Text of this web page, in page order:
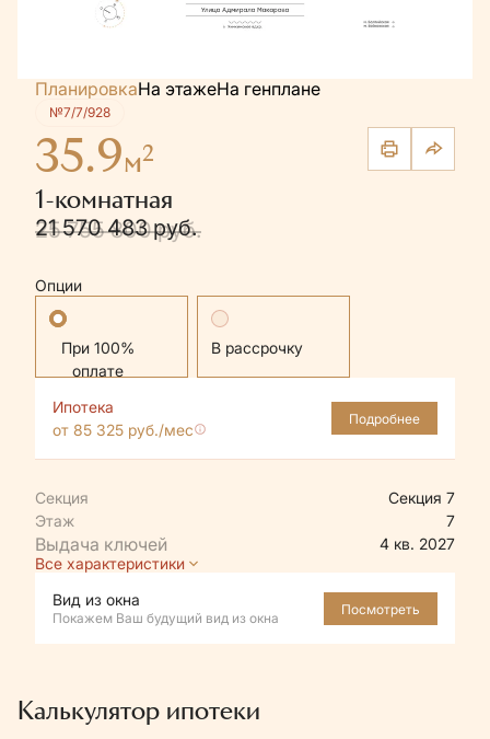
ПланировкаНа этажеНа генплане
№7/7/928
35.9м2
1-комнатная
25 755 800 руб.
21 570 483 руб.
Опции
Стандартная В рассрочку
Ипотека
от 85 325 руб./мес
Подробнее
Секция
Секция 7
Этаж
7
4 кв. 2027
Все характеристики
Вид из окна
Покажем Ваш будущий вид из окна
Посмотреть
Калькулятор ипотеки